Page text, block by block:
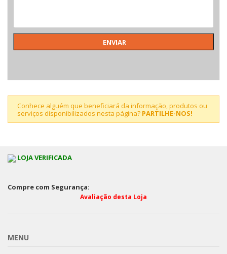
Conhece alguém que beneficiará da informação, produtos ou
serviços disponibilizados nesta página? PARTILHE-NOS!
LOJA VERIFICADA
Compre com Segurança:
Avaliação desta Loja
MENU